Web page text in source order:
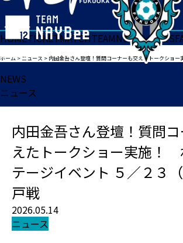
HOMETICKETMATCHTEAMNEWSGOODS
ホーム >ニュース > 内田金吾さん登壇！質問コーナーも交えたトークショー実施！ わくわく
NEWS
ニュース
内田金吾さん登壇！質問
えたトークショー実施！
テージイベント ５／２３
戸戦
2026.05.14
ニュース